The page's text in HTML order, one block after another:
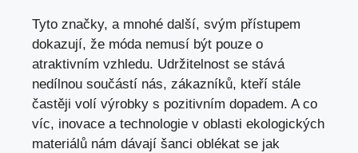
Tyto značky, a mnohé další, svým přístupem
dokazují, že móda nemusí být pouze o
atraktivním vzhledu. Udržitelnost se stává
nedílnou součástí nás, zákazníků, kteří stále
častěji volí výrobky s pozitivním dopadem. A co
víc, inovace a technologie v oblasti ekologických
materiálů nám dávají šanci oblékat se jak